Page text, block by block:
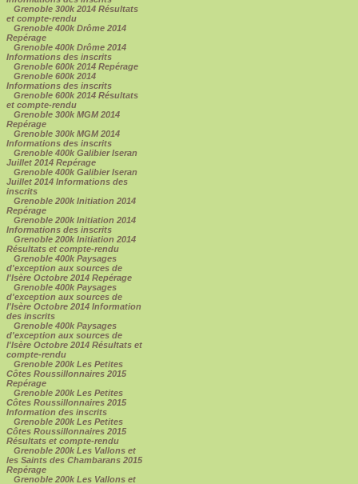
Grenoble 300k 2014 Résultats
et compte-rendu
Grenoble 400k Drôme 2014
Repérage
Grenoble 400k Drôme 2014
Informations des inscrits
Grenoble 600k 2014 Repérage
Grenoble 600k 2014
Informations des inscrits
Grenoble 600k 2014 Résultats
et compte-rendu
Grenoble 300k MGM 2014
Repérage
Grenoble 300k MGM 2014
Informations des inscrits
Grenoble 400k Galibier Iseran
Juillet 2014 Repérage
Grenoble 400k Galibier Iseran
Juillet 2014 Informations des
inscrits
Grenoble 200k Initiation 2014
Repérage
Grenoble 200k Initiation 2014
Informations des inscrits
Grenoble 200k Initiation 2014
Résultats et compte-rendu
Grenoble 400k Paysages
d'exception aux sources de
l'Isère Octobre 2014 Repérage
Grenoble 400k Paysages
d'exception aux sources de
l'Isère Octobre 2014 Information
des inscrits
Grenoble 400k Paysages
d'exception aux sources de
l'Isère Octobre 2014 Résultats et
compte-rendu
Grenoble 200k Les Petites
Côtes Roussillonnaires 2015
Repérage
Grenoble 200k Les Petites
Côtes Roussillonnaires 2015
Information des inscrits
Grenoble 200k Les Petites
Côtes Roussillonnaires 2015
Résultats et compte-rendu
Grenoble 200k Les Vallons et
les Saints des Chambarans 2015
Repérage
Grenoble 200k Les Vallons et